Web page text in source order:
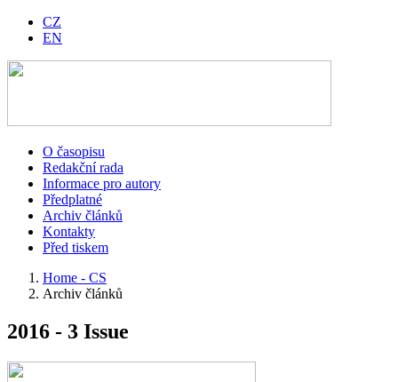
CZ
EN
O časopisu
Redakční rada
Informace pro autory
Předplatné
Archiv článků
Kontakty
Před tiskem
Home - CS
Archiv článků
2016 - 3 Issue